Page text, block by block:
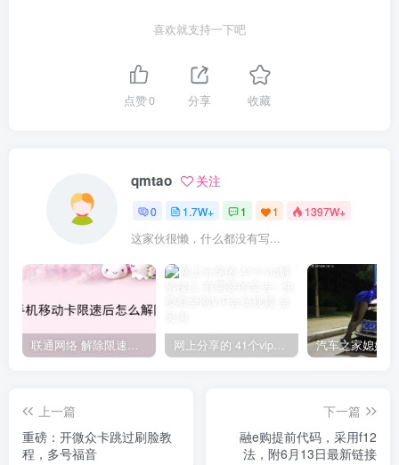
喜欢就支持一下吧
点赞0 分享 收藏
qmtao 关注
0 1.7W+ 1 1 1397W+
这家伙很懒，什么都没有写...
联通网络 解除限速方法参考！畅享、畅玩、老白干等及其它地区自测了 网上分享的 41个vip解析接口 有需要的拿去~ 免费看全网VIP会员视频
上一篇
重磅：开微众卡跳过刷脸教
程，多号福音
下一篇
融e购提前代码，采用f12
法，附6月13日最新链接